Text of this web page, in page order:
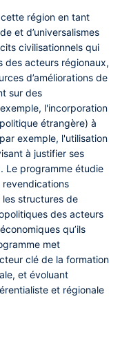
région en tant
et d’universalismes
civilisationnels qui
des acteurs régionaux,
d’améliorations de
sur des
l'incorporation
étrangère) à
exemple, l'utilisation
à justifier ses
Le programme étudie
revendications
les structures de
des acteurs
qu’ils
met
clé de la formation
et évoluant
et régionale